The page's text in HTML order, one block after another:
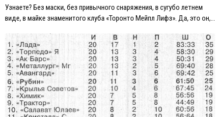
Узнаете? Без маски, без привычного снаряжения, в сугубо летнем
виде, в майке знаменитого клуба «Торонто Мейпл Лифз». Да, это он,…